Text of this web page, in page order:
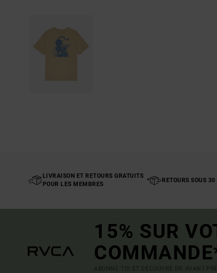
LIVRAISON ET RETOURS GRATUITS
POUR LES MEMBRES
RETOURS SOUS 30
15% SUR
ABONNE-TOI ET DÉCOUVRE EN AVANT-